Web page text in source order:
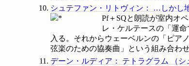
シュテファン・リトヴィン ： …しかし
Pf＋SQと朗読が室内オ
レ・ケルテースの「運
入る。それからウェーベルンの「ピア
弦楽のための協奏曲」という組み合わ
デーン・ルディア ： テトラグラム （ シ